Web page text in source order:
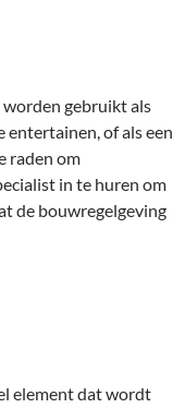
gebruikt als
entertainen, of als een
raden om
in te huren om
de bouwregelgeving
element dat wordt